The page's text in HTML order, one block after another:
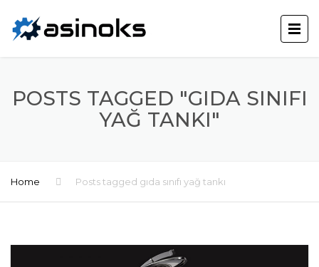
POSTS TAGGED "GIDA SINIFI
YAĞ TANKI"
Home Posts tagged gıda sınıfı yağ tankı